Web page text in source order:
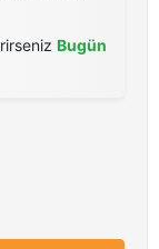
Bugün